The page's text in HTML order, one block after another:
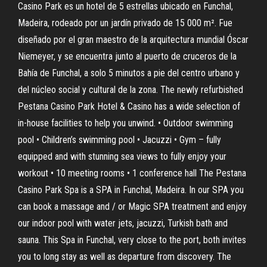
Casino Park es un hotel de 5 estrellas ubicado en Funchal,
Madeira, rodeado por un jardín privado de 15 000 m². Fue
diseñado por el gran maestro de la arquitectura mundial Óscar
Niemeyer, y se encuentra junto al puerto de cruceros de la
Bahía de Funchal, a solo 5 minutos a pie del centro urbano y
del núcleo social y cultural de la zona. The newly refurbished
Pestana Casino Park Hotel & Casino has a wide selection of
in-house facilities to help you unwind. • Outdoor swimming
pool • Children’s swimming pool • Jacuzzi • Gym – fully
equipped and with stunning sea views to fully enjoy your
workout • 10 meeting rooms • 1 conference hall The Pestana
Casino Park Spa is a SPA in Funchal, Madeira. In our SPA you
can book a massage and / or Magic SPA treatment and enjoy
our indoor pool with water jets, jacuzzi, Turkish bath and
sauna. This Spa in Funchal, very close to the port, both invites
you to long stay as well as departure from discovery. The